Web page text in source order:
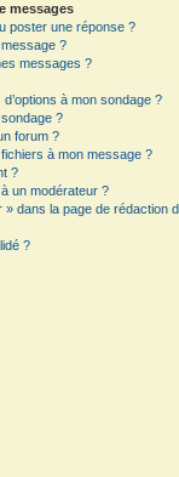
messages
poster une réponse ?
?
messages ?
à mon sondage ?
?
forum ?
à mon message ?
?
un modérateur ?
dans la page de rédaction
?